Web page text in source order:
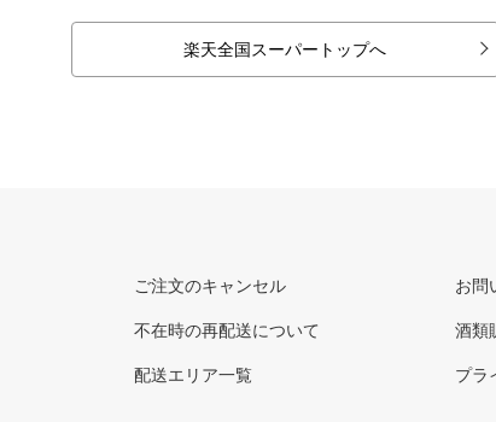
楽天全国スーパートップへ
ご注文のキャンセル
不在時の再配送について
配送エリア一覧
お問
酒類
プラ